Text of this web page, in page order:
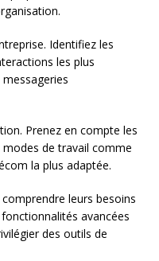
Identifiez les
les plus
Prenez en compte les
modes de travail comme
la plus adaptée.
leurs besoins
avancées
des outils de